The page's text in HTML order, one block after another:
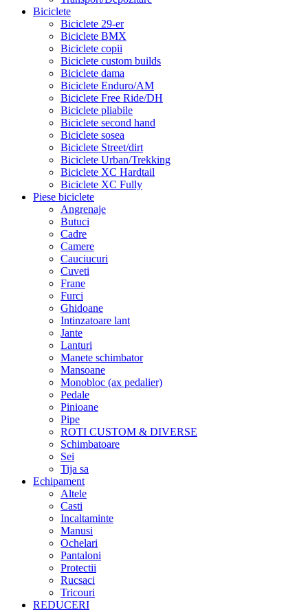
Biciclete
Biciclete 29-er
Biciclete BMX
Biciclete copii
Biciclete custom builds
Biciclete dama
Biciclete Enduro/AM
Biciclete Free Ride/DH
Biciclete pliabile
Biciclete second hand
Biciclete sosea
Biciclete Street/dirt
Biciclete Urban/Trekking
Biciclete XC Hardtail
Biciclete XC Fully
Piese biciclete
Angrenaje
Butuci
Cadre
Camere
Cauciucuri
Cuveti
Frane
Furci
Ghidoane
Intinzatoare lant
Jante
Lanturi
Manete schimbator
Mansoane
Monobloc (ax pedalier)
Pedale
Pinioane
Pipe
ROTI CUSTOM & DIVERSE
Schimbatoare
Sei
Tija sa
Echipament
Altele
Casti
Incaltaminte
Manusi
Ochelari
Pantaloni
Protectii
Rucsaci
Tricouri
REDUCERI